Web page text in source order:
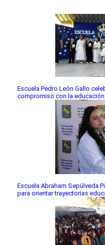
Escuela Pedro León Gallo
compromiso con la
Escuela Abraham Sepúlveda
para orientar trayectorias